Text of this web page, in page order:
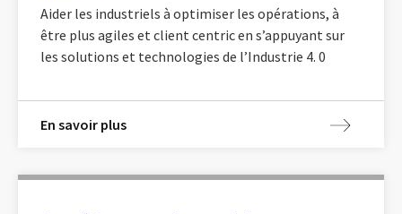
Aider les industriels à optimiser les opérations, à
être plus agiles et client centric en s’appuyant sur
les solutions et technologies de l’Industrie 4. 0
En savoir plus